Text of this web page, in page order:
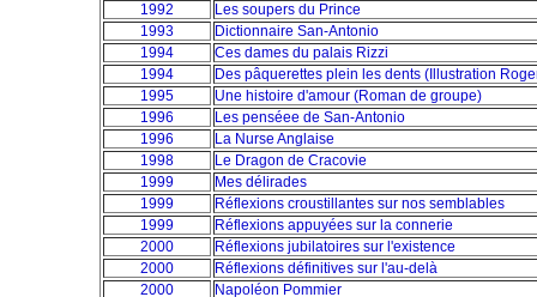
1992
Les soupers du Prince
1993
Dictionnaire San-Antonio
1994
Ces dames du palais Rizzi
1994
Des pâquerettes plein les dents (Illustration
1995
Une histoire d'amour (Roman de groupe)
1996
Les penséee de San-Antonio
1996
La Nurse Anglaise
1998
Le Dragon de Cracovie
1999
Mes délirades
1999
Réflexions croustillantes sur nos semblables
1999
Réflexions appuyées sur la connerie
2000
Réflexions jubilatoires sur l'existence
2000
Réflexions définitives sur l'au-delà
2000
Napoléon Pommier